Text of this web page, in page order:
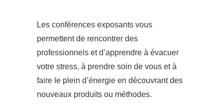
Les conférences exposants vous
permettent de rencontrer des
professionnels et d’apprendre à évacuer
votre stress, à prendre soin de vous et à
faire le plein d’énergie en découvrant des
nouveaux produits ou méthodes.